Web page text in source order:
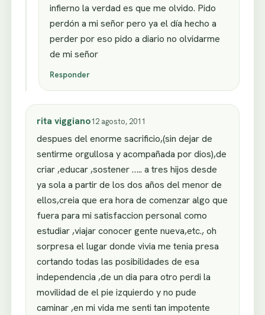
infierno la verdad es que me olvido. Pido
perdón a mi señor pero ya el día hecho a
perder por eso pido a diario no olvidarme
de mi señor
Responder
rita viggiano12 agosto, 2011
despues del enorme sacrificio,(sin dejar de
sentirme orgullosa y acompañada por dios),de
criar ,educar ,sostener ….. a tres hijos desde
ya sola a partir de los dos años del menor de
ellos,creia que era hora de comenzar algo que
fuera para mi satisfaccion personal como
estudiar ,viajar conocer gente nueva,etc., oh
sorpresa el lugar donde vivia me tenia presa
cortando todas las posibilidades de esa
independencia ,de un dia para otro perdi la
movilidad de el pie izquierdo y no pude
caminar ,en mi vida me senti tan impotente